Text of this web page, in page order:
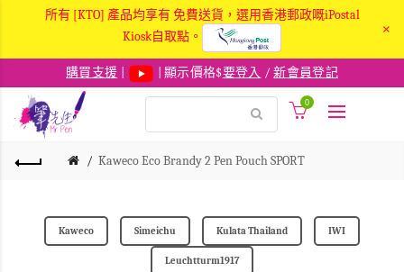
所有 [KTO] 產品均享有 免費送貨，選用香港郵政嘅iPostal
Kiosk自取點。
×
購買支援 | 顯示價格$要登入 /新會員登記
0
Kaweco Eco Brandy 2 Pen Pouch SPORT
Kaweco Simeichu Kulata Thailand IWI
Leuchtturm1917